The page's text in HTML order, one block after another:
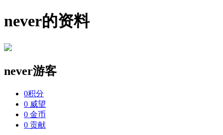
never的资料
never游客
0积分
0 威望
0 金币
0 贡献